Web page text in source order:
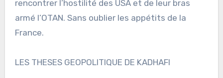
rencontrer l’hostilité des USA et de leur bras
armé l’OTAN. Sans oublier les appétits de la
France.
LES THESES GEOPOLITIQUE DE KADHAFI